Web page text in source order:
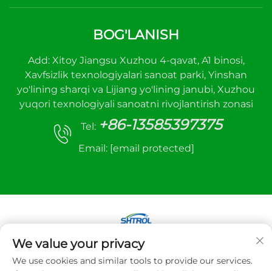
BOG'LANISH
Add: Xitoy Jiangsu Xuzhou 4-qavat, A1 binosi,
Xavfsizlik texnologiyalari sanoat parki, Yinshan
yo'lining sharqi va Lijiang yo'lining janubi, Xuzhou
yuqori texnologiyali sanoatni rivojlantirish zonasi
Tel: +86-13585397375
Email: [email protected]
Mualliflik huquqi © 2025 Xuzhou sanhe avtomatik
boshqaruv uskunalari Co.,LTD. Barcha huquqlar
We value your privacy
We use cookies and similar tools to provide our services.